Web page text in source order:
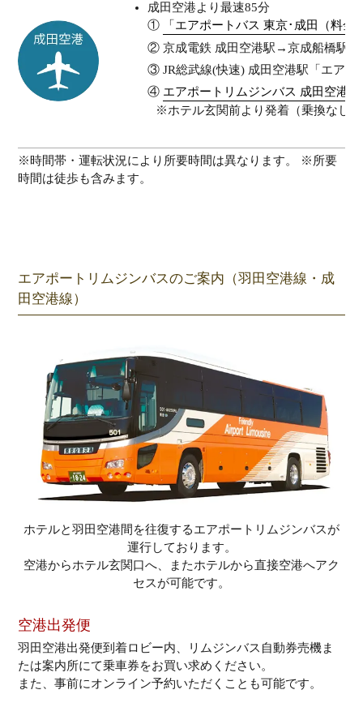
成田空港より最速85分
①
「エアポートバス 東京･成田（料金
② 京成電鉄 成田空港駅→京成船橋駅/
③ JR総武線(快速) 成田空港駅「エア
④ エアポートリムジンバス 成田空港線
※ホテル玄関前より発着（乗換なし）
※時間帯・運転状況により所要時間は異なります。 ※所要
時間は徒歩も含みます。
エアポートリムジンバスのご案内（羽田空港線・成
田空港線）
ホテルと羽田空港間を往復するエアポートリムジンバスが
運行しております。
空港からホテル玄関口へ、またホテルから直接空港へアク
セスが可能です。
空港出発便
羽田空港出発便到着ロビー内、リムジンバス自動券売機ま
たは案内所にて乗車券をお買い求めください。
また、事前にオンライン予約いただくことも可能です。